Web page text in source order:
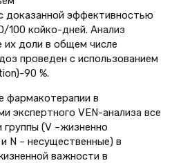
доказанной эффективностью
койко-дней. Анализ
их доли в общем числе
проведен с использованием
90 %.
фармакотерапии в
экспертного VEN-анализа все
группы (V –жизненно
N – несущественные) в
важности в